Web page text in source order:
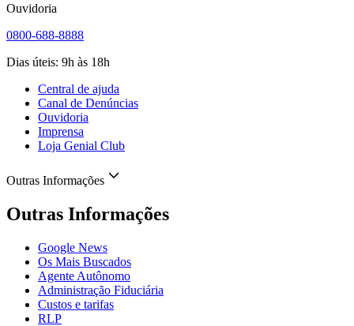
Ouvidoria
0800-688-8888
Dias úteis: 9h às 18h
Central de ajuda
Canal de Denúncias
Ouvidoria
Imprensa
Loja Genial Club
Outras Informações
Outras Informações
Google News
Os Mais Buscados
Agente Autônomo
Administração Fiduciária
Custos e tarifas
RLP